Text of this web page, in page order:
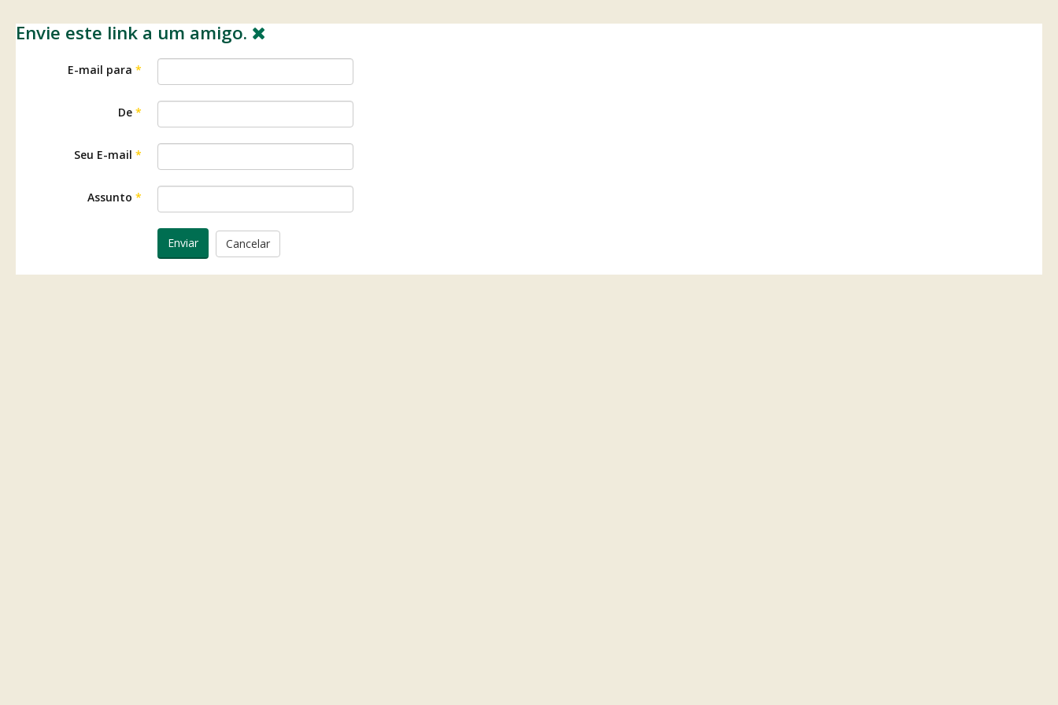
Envie este link a um amigo.
E-mail para *
De *
Seu E-mail *
Assunto *
Enviar Cancelar